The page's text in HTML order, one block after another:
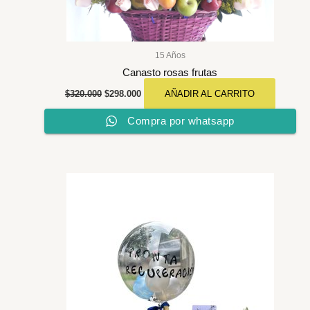
15 Años
Canasto rosas frutas
$320.000 $298.000 AÑADIR AL CARRITO
Compra por whatsapp